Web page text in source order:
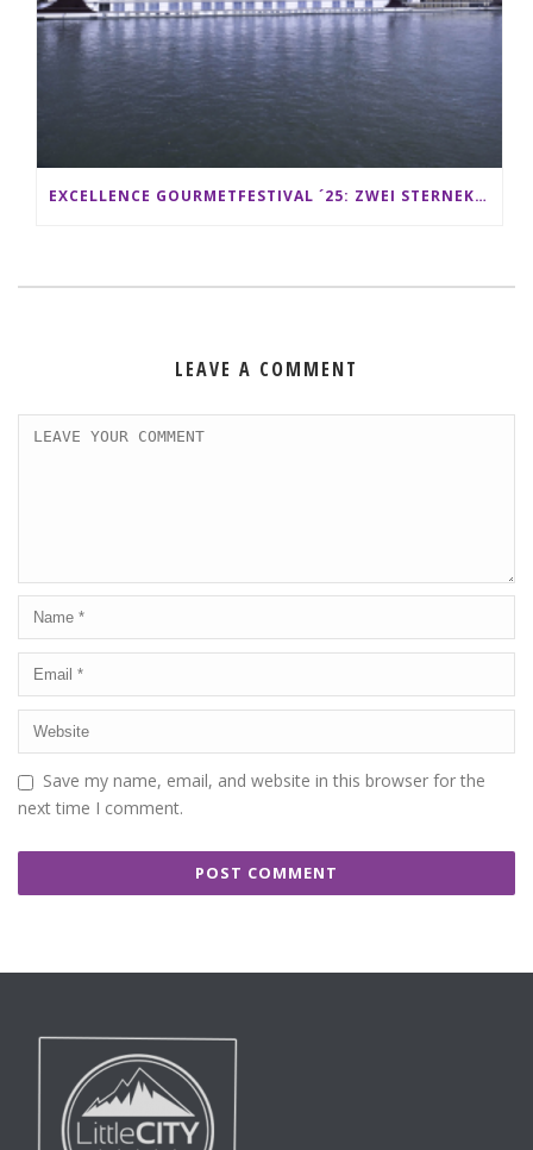
EXCELLENCE GOURMETFESTIVAL ´25: ZWEI STERNEKÖCHE ANTONIO GUIDA & DARIO MORESCO VERWÖHNEN IHRE GÄSTE AUF EINER LUXERIÖSEN SCHIFFSREISE
LEAVE A COMMENT
Save my name, email, and website in this browser for the
next time I comment.